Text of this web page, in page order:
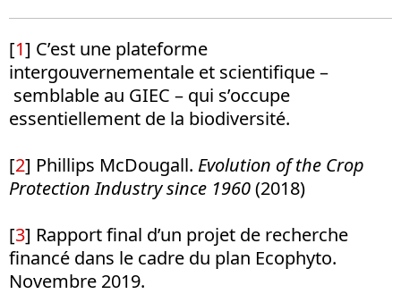
[1] C’est une plateforme
intergouvernementale et scientifique –
semblable au GIEC – qui s’occupe
essentiellement de la biodiversité.
[2] Phillips McDougall. Evolution of the Crop
Protection Industry since 1960(2018)
[3] Rapport final d’un projet de recherche
financé dans le cadre du plan Ecophyto.
Novembre 2019.